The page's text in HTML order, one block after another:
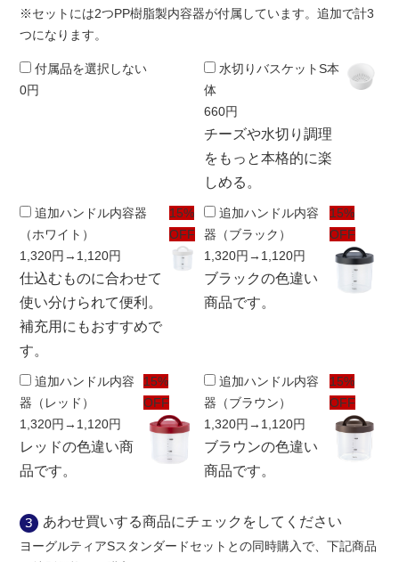
※セットには2つPP樹脂製内容器が付属しています。追加で計3
つになります。
付属品を選択しない
0円
水切りバスケットS本
体
660円
チーズや水切り調理
をもっと本格的に楽
しめる。
追加ハンドル内容器
（ホワイト）
1,320円 →1,120円
仕込むものに合わせて
使い分けられて便利。
補充用にもおすすめで
す。
15%
OFF
追加ハンドル内容
器（ブラック）
1,320円 →1,120円
ブラックの色違い
商品です。
15%
OFF
追加ハンドル内容
器（レッド）
1,320円 →1,120円
レッドの色違い商
品です。
15%
OFF
追加ハンドル内容
器（ブラウン）
1,320円 →1,120円
ブラウンの色違い
商品です。
15%
OFF
あわせ買いする商品にチェックをしてください
ヨーグルティアSスタンダードセットとの同時購入で、下記商品